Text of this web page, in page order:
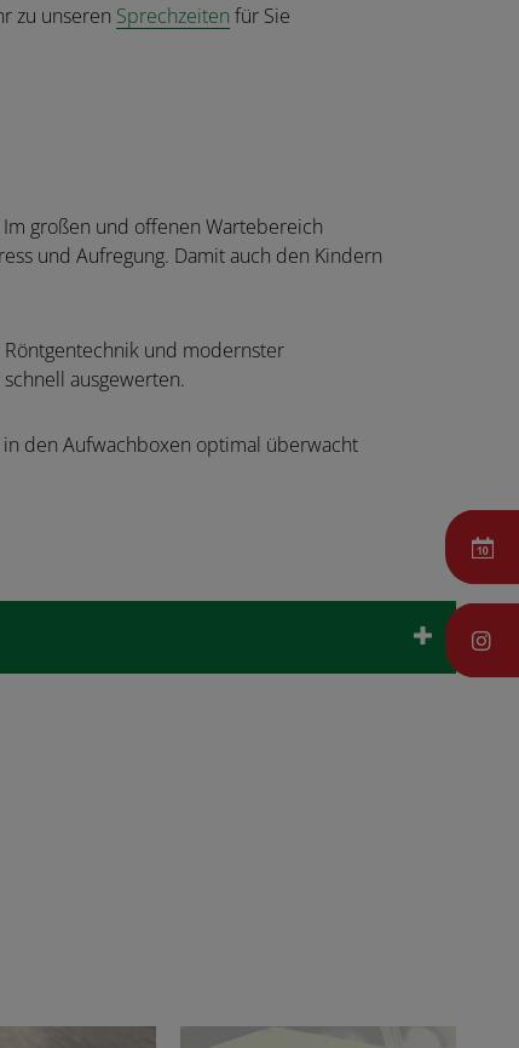
zu unseren Sprechzeiten für Sie
großen und offenen Wartebereich
und Aufregung. Damit auch den Kindern
und modernster
ausgewerten.
den Aufwachboxen optimal überwacht